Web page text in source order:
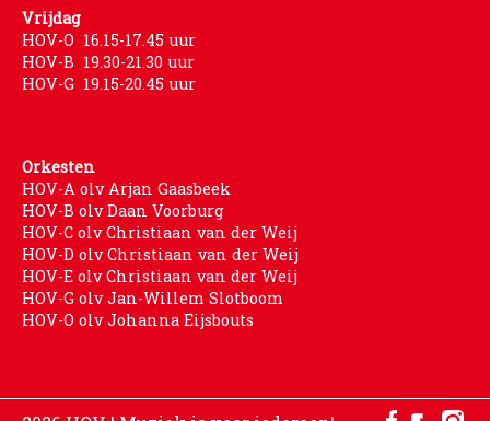
Vrijdag
HOV-O 16.15-17.45 uur
HOV-B 19.30-21.30 uur
HOV-G 19.15-20.45 uur
Orkesten
HOV-A olv Arjan Gaasbeek
HOV-B olv Daan Voorburg
HOV-C olv Christiaan van der Weij
HOV-D olv Christiaan van der Weij
HOV-E olv Christiaan van der Weij
HOV-G olv Jan-Willem Slotboom
HOV-O olv Johanna Eijsbouts